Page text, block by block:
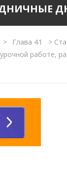
> Глава 41 >
работе,